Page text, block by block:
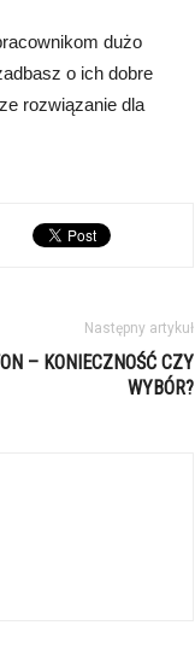
dużo
o ich dobre
rozwiązanie dla
Następny artykuł
– KONIECZNOŚĆ CZY
WYBÓR?